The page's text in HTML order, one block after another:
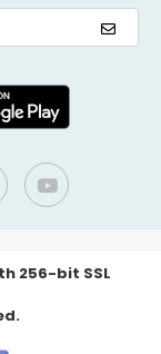
256-bit SSL